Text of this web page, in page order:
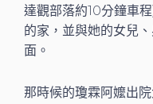
達觀部落約10分鐘車
的家，並與她的女兒
面。
那時候的瓊霖阿嬤出